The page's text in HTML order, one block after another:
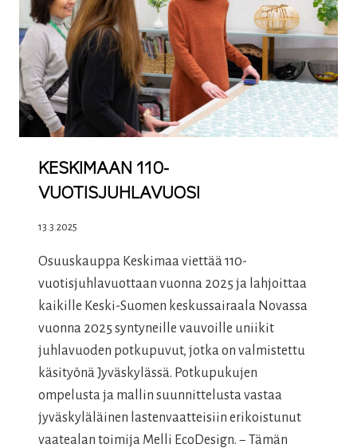
KESKIMAAN 110-
VUOTISJUHLAVUOSI
13.3.2025
Osuuskauppa Keskimaa viettää 110-
vuotisjuhlavuottaan vuonna 2025 ja lahjoittaa
kaikille Keski-Suomen keskussairaala Novassa
vuonna 2025 syntyneille vauvoille uniikit
juhlavuoden potkupuvut, jotka on valmistettu
käsityönä Jyväskylässä. Potkupukujen
ompelusta ja mallin suunnittelusta vastaa
jyväskyläläinen lastenvaatteisiin erikoistunut
vaatealan toimija Melli EcoDesign. − Tämän